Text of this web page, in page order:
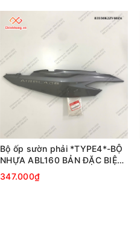
Bộ ốp sườn phải *TYPE4*-BỘ
NHỰA ABL160 BẢN ĐẶC BIỆT-
XANH XÁM ĐEN-2022
347.000₫